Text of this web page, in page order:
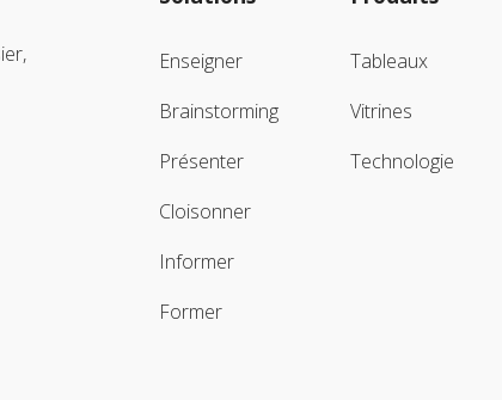
Enseigner
Brainstorming
Présenter
Cloisonner
Informer
Former
Tableaux
Vitrines
Technologie